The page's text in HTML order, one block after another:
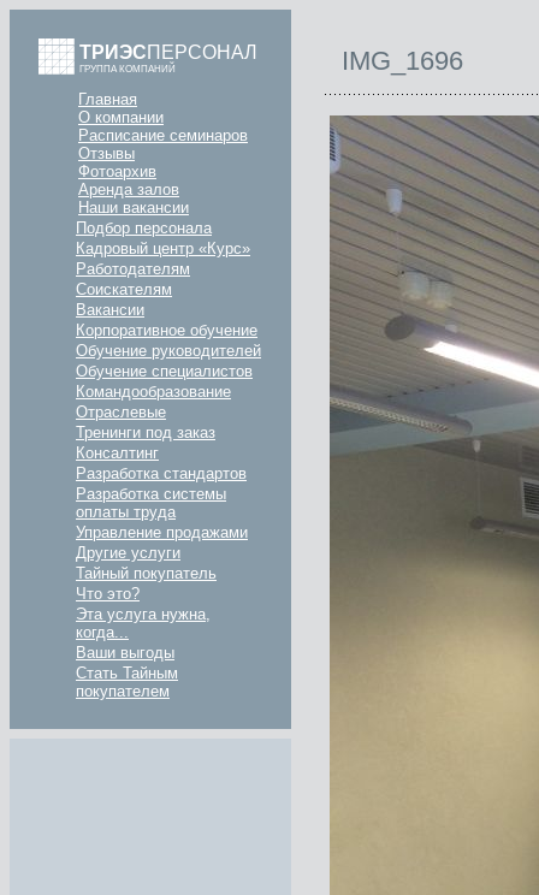
ТРИЭСПЕРСОНАЛ
ГРУППА КОМПАНИЙ
Главная
О компании
Расписание семинаров
Отзывы
Фотоархив
Аренда залов
Наши вакансии
Подбор персонала
Кадровый центр «Курс»
Работодателям
Соискателям
Вакансии
Корпоративное обучение
Обучение руководителей
Обучение специалистов
Командообразование
Отраслевые
Тренинги под заказ
Консалтинг
Разработка стандартов
Разработка системы
оплаты труда
Управление продажами
Другие услуги
Тайный покупатель
Что это?
Эта услуга нужна,
когда...
Ваши выгоды
Стать Тайным
покупателем
IMG_1696